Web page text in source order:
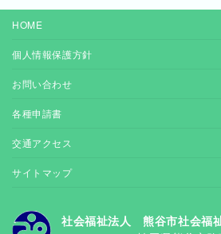
HOME
個人情報保護方針
お問い合わせ
各種申請書
交通アクセス
サイトマップ
社会福祉法人 熊谷市社会福